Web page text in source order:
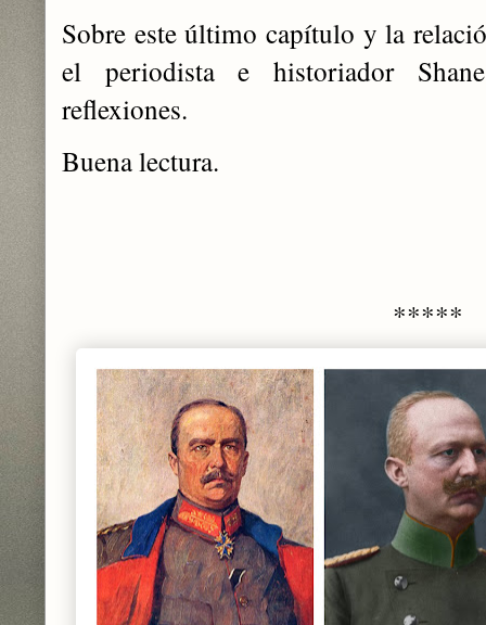
Sobre este último capítulo y la
el periodista e historiador
reflexiones.
Buena lectura.
*****